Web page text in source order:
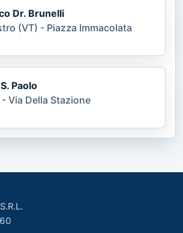
Dr. Brunelli
(VT) - Piazza Immacolata
Paolo
Via Della Stazione